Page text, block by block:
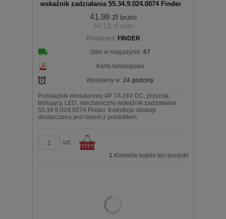
koszyka
wskaźnik zadziałania 55.34.9.024.0074 Finder
41,98 zł brutto
34,13 zł netto
Producent: FINDER
Stan w magazynie: 67
Karta katalogowa
Wysyłamy w: 24 godziny
Przekaźnik miniaturowy 4P 7A 24V DC, przycisk
testujący, LED, mechaniczny wskaźnik zadziałania
55.34.9.024.0074 Finder. Instrukcja obsługi
dostarczana jest razem z produktem.
szt.
1 Klientów kupiło ten produkt